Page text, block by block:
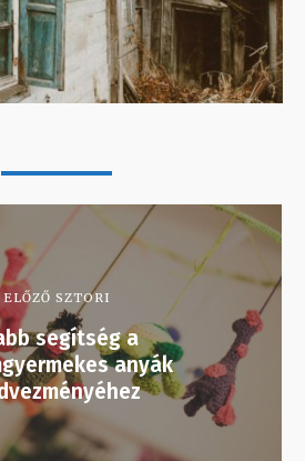
ELŐZŐ SZTORI
segítség a
anyák